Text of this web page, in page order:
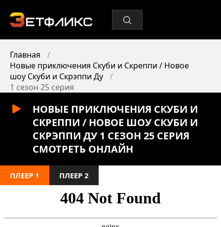
Главная
Новые приключения Скуби и Скреппи / Новое
шоу Скуби и Скрэппи Ду
1 сезон 25 серия
НОВЫЕ ПРИКЛЮЧЕНИЯ СКУБИ И
СКРЕППИ / НОВОЕ ШОУ СКУБИ И
СКРЭППИ ДУ 1 СЕЗОН 25 СЕРИЯ
СМОТРЕТЬ ОНЛАЙН
ПЛЕЕР 1 ПЛЕЕР 2